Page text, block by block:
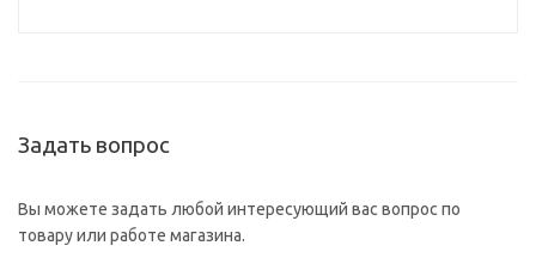
Задать вопрос
Вы можете задать любой интересующий вас вопрос по
товару или работе магазина.